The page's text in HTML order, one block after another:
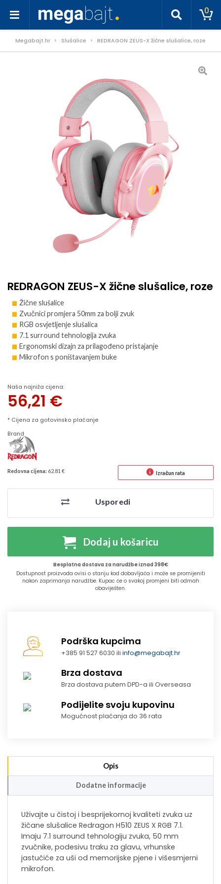
0
Megabajt.hr Slušalice REDRAGON ZEUS-X žične slušalice, roze
REDRAGON ZEUS-X žične slušalice, roze
Žične slušalice
Zvučnici promjera 50mm za bolji zvuk
RGB osvjetljenje slušalica
7.1 surround tehnologija zvuka
Ergonomski dizajn za prilagođeno pristajanje
Mikrofon s poništavanjem buke
Naša najniža cijena:
56,21 €
* Cijena za gotovinsko plaćanje
Brand
Redovna cijena: 62.81 € Izračun rata
Usporedi
Dodaj u košaricu
Besplatna dostava za narudžbe iznad 398€
Dostupnost proizvoda ovisi o stanju kod dobavljača i može se promijeniti
nakon zaprimanja narudžbe. Kupac će o svakoj promjeni biti odmah
obaviješten.
Podrška kupcima
+385 91 527 6030 iliinfo@megabajt.hr
Brza dostava
Brza dostava putem DPD-a ili Overseasa
Podijelite svoju kupovinu
Mogućnost plaćanja do 36 rata
Opis
Dodatne informacije
Uživajte u čistoj i besprijekornoj kvaliteti zvuka uz
žičane slušalice Redragon H510 ZEUS X RGB 7.1.
Imaju 7.1 surround tehnologiju zvuka, 50 mm
zvučnike, podesivu traku za glavu, vrhunske
jastučiće za uši od memorijske pjene i višesmjerni
mikrofon.